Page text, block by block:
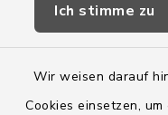
Ich stimme zu
Wir weisen darauf
Cookies einsetzen,
Wege-